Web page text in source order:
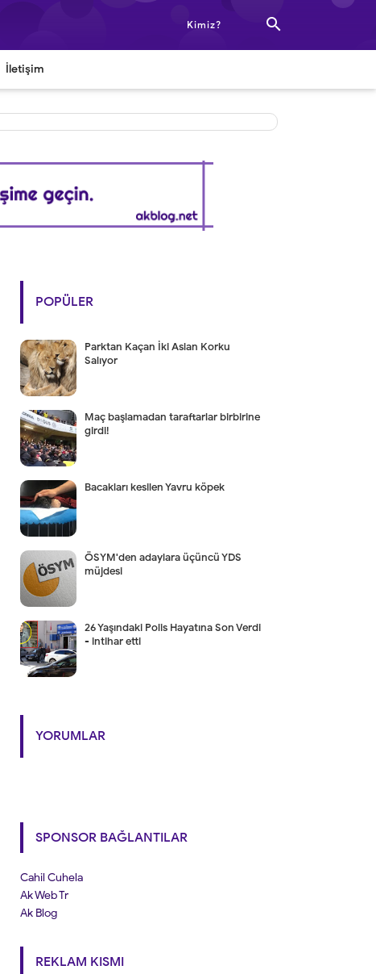

Kimiz?
İletişim
POPÜLER
Parktan Kaçan İki Aslan Korku
Salıyor
Maç başlamadan taraftarlar birbirine
girdi!
Bacakları kesilen Yavru köpek
ÖSYM'den adaylara üçüncü YDS
müjdesi
26 Yaşındaki Polis Hayatına Son Verdi
- intihar etti
YORUMLAR
SPONSOR BAĞLANTILAR
Cahil Cuhela
Ak Web Tr
Ak Blog
REKLAM KISMI